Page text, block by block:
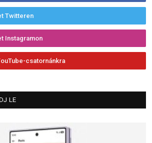
Twitteren
Instagramon
csatornánkra
LE